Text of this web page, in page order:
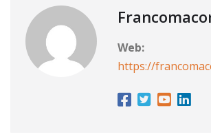
Web:
https://